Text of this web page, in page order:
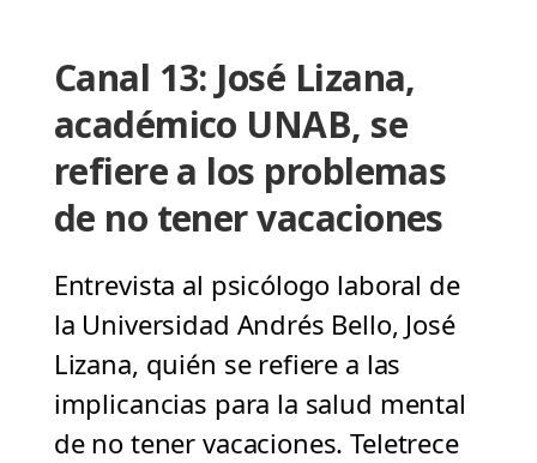
Canal 13: José Lizana,
académico UNAB, se
refiere a los problemas
de no tener vacaciones
Entrevista al psicólogo laboral de
la Universidad Andrés Bello, José
Lizana, quién se refiere a las
implicancias para la salud mental
de no tener vacaciones. Teletrece